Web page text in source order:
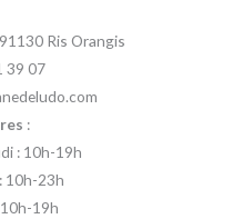
Ris Orangis
39 07
:
: 10h-19h
10h-23h
19h